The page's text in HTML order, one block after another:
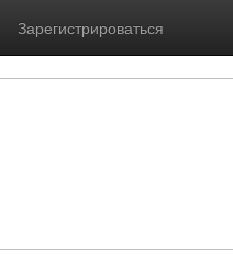
Зарегистрироваться